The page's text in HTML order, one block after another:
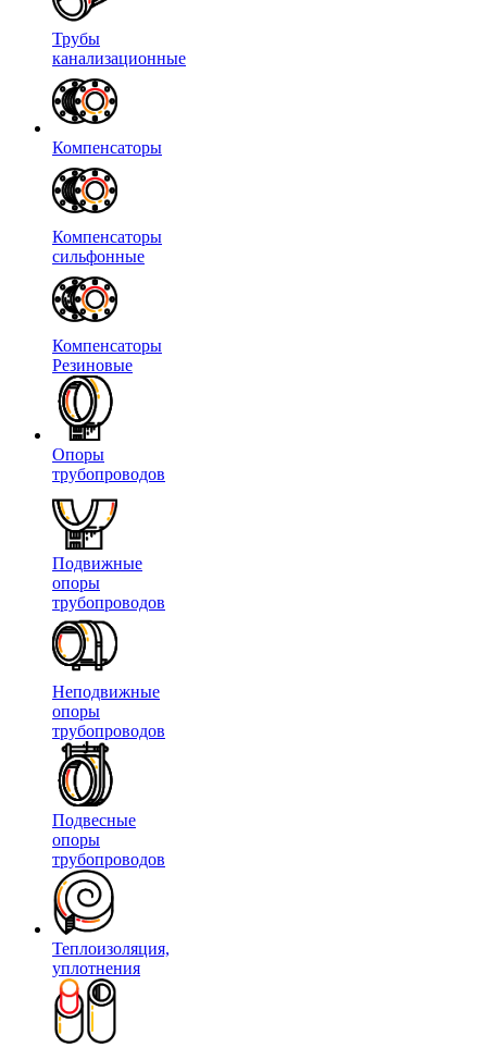
Трубы
канализационные
Компенсаторы
Компенсаторы
сильфонные
Компенсаторы
Резиновые
Опоры
трубопроводов
Подвижные
опоры
трубопроводов
Неподвижные
опоры
трубопроводов
Подвесные
опоры
трубопроводов
Теплоизоляция,
уплотнения